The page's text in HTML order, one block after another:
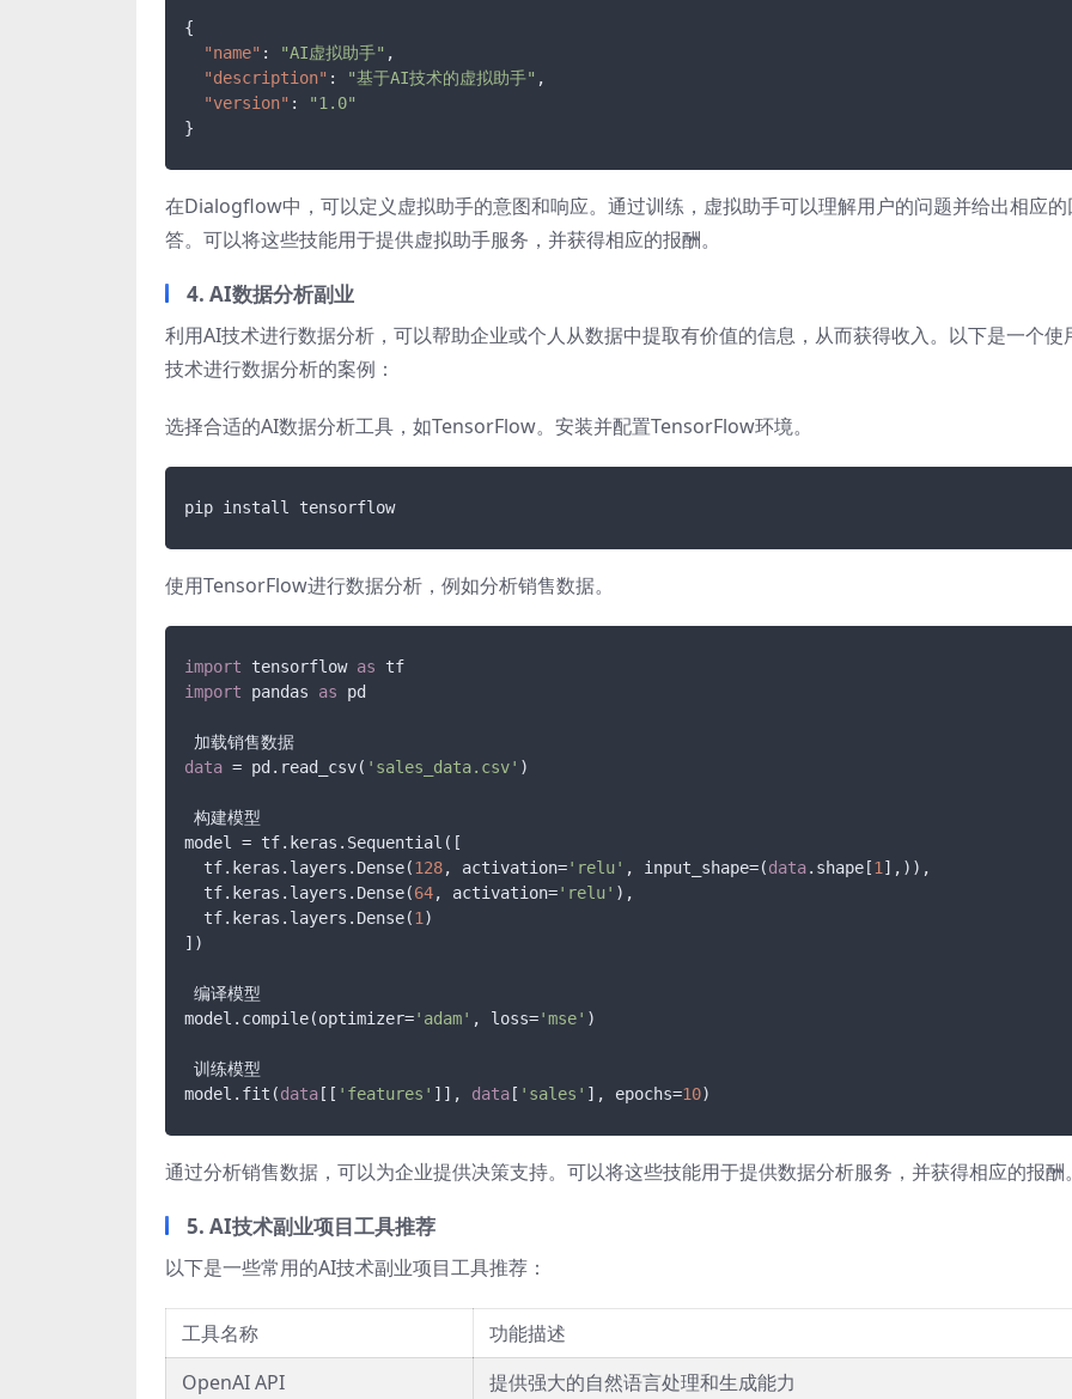
{
"name" : "AI虚拟助手" ,
"description" : "基于AI技术的虚拟助手" ,
"version" :
"1.0"
}
在Dialogflow中，可以定义虚拟助手的意图和响应。通过训练，虚拟助手可以理解用户的问题并给出相应的
答。可以将这些技能用于提供虚拟助手服务，并获得相应的报酬。
4. AI数据分析副业
利用AI技术进行数据分析，可以帮助企业或个人从数据中提取有价值的信息，从而获得收入。以下是一个使
技术进行数据分析的案例：
选择合适的AI数据分析工具，如TensorFlow。安装并配置TensorFlow环境。
使用TensorFlow进行数据分析，例如分析销售数据。
import tensorflow as
import pandas as pd
data = pd.read_csv( 'sales_data.csv' )
构建模型
model = tf.keras.Sequential([
  tf.keras.layers.Dense(
128, activation='relu' , input_shape=(data.shape[1 ],)),
  tf.keras.layers.Dense(
64, activation='relu' ),
  tf.keras.layers.Dense(
1 )
])
编译模型
model.compile(optimizer='adam' , loss='mse' )
训练模型
model.fit(data [[ 'features' ]], data [ 'sales' ], epochs=10
通过分析销售数据，可以为企业提供决策支持。可以将这些技能用于提供数据分析服务，并获得相应的报酬
5. AI技术副业项目工具推荐
以下是一些常用的AI技术副业项目工具推荐：
工具名称
功能描述
OpenAI API
提供强大的自然语言处理和生成能力